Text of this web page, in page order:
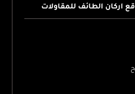
اركان الطائف للمقاولات